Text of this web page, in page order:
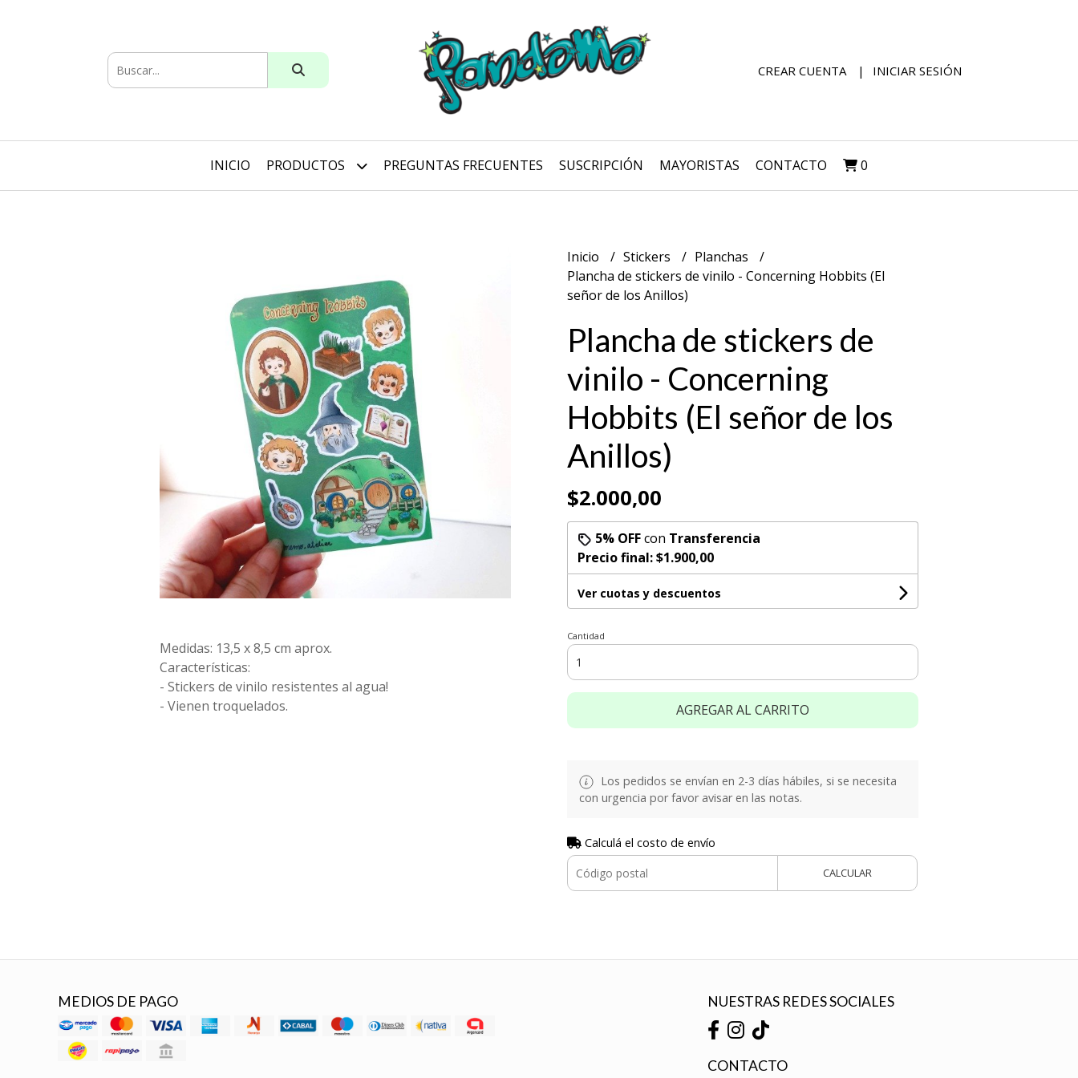
CREAR CUENTA INICIAR SESIÓN
INICIO PRODUCTOS PREGUNTAS FRECUENTES SUSCRIPCIÓN MAYORISTAS CONTACTO 0
Medidas: 13,5 x 8,5 cm aprox.
Características:
- Stickers de vinilo resistentes al agua!
- Vienen troquelados.
Inicio Stickers
Planchas
Plancha de stickers de vinilo - Concerning Hobbits (El
señor de los Anillos)
Plancha de stickers de
vinilo - Concerning
Hobbits (El señor de los
Anillos)
$2.000,00
5% OFFcon Transferencia
Precio final:$1.900,00
Ver cuotas y descuentos
Cantidad
AGREGAR AL CARRITO
Los pedidos se envían en 2-3 días hábiles, si se necesita
con urgencia por favor avisar en las notas.
Calculá el costo de envío
CALCULAR
MEDIOS DE PAGO NUESTRAS REDES SOCIALES
CONTACTO